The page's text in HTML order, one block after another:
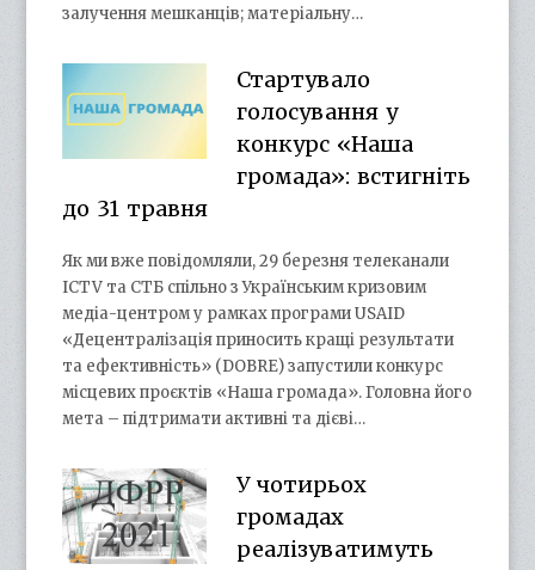
залучення мешканців; матеріальну…
Стартувало
голосування у
конкурс «Наша
громада»: встигніть
до 31 травня
Як ми вже повідомляли, 29 березня телеканали
ICTV та СТБ спільно з Українським кризовим
медіа-центром у рамках програми USAID
«Децентралізація приносить кращі результати
та ефективність» (DOBRE) запустили конкурс
місцевих проєктів «Наша громада». Головна його
мета – підтримати активні та дієві…
У чотирьох
громадах
реалізуватимуть